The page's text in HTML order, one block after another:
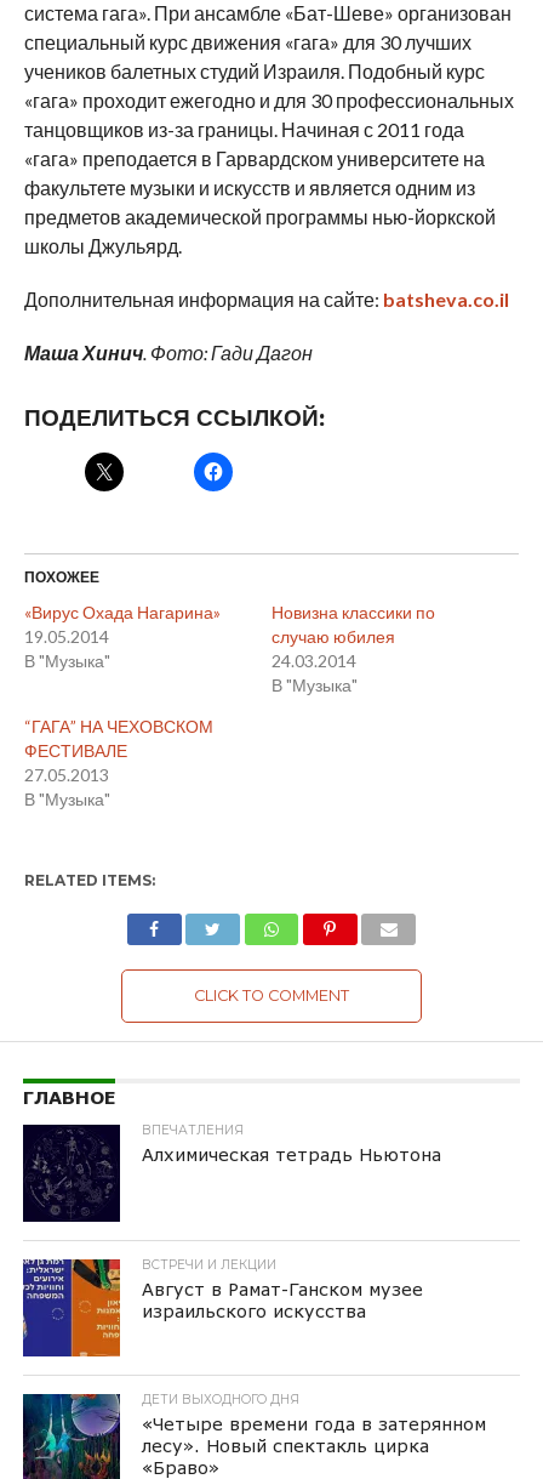
система гага». При ансамбле «Бат-Шеве» организован
специальный курс движения «гага» для 30 лучших
учеников балетных студий Израиля. Подобный курс
«гага» проходит ежегодно и для 30 профессиональных
танцовщиков из-за границы. Начиная с 2011 года
«гага» преподается в Гарвардском университете на
факультете музыки и искусств и является одним из
предметов академической программы нью-йоркской
школы Джульярд.
Дополнительная информация на сайте: batsheva.co.il
Маша Хинич. Фото: Гади Дагон
ПОДЕЛИТЬСЯ ССЫЛКОЙ:
ПОХОЖЕЕ
«Вирус Охада Нагарина»
19.05.2014
В "Музыка"
Новизна классики по
случаю юбилея
24.03.2014
В "Музыка"
“ГАГА” НА ЧЕХОВСКОМ
ФЕСТИВАЛЕ
27.05.2013
В "Музыка"
RELATED ITEMS:
CLICK TO COMMENT
ГЛАВНОЕ
ВПЕЧАТЛЕНИЯ
Алхимическая тетрадь Ньютона
ВСТРЕЧИ И ЛЕКЦИИ
Август в Рамат-Ганском музее
израильского искусства
ДЕТИ ВЫХОДНОГО ДНЯ
«Четыре времени года в затерянном
лесу». Новый спектакль цирка
«Браво»